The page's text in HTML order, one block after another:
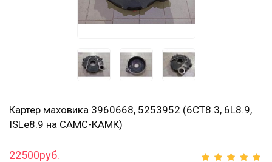
Картер маховика 3960668, 5253952 (6CT8.3, 6L8.9,
ISLe8.9 на CAMC-КАМК)
22500руб.